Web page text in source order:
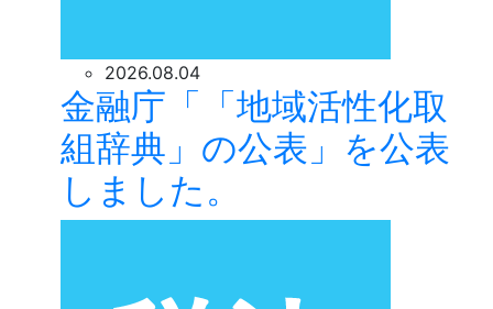
2026.08.04
金融庁「「地域活性化取
組辞典」の公表」を公表
しました。